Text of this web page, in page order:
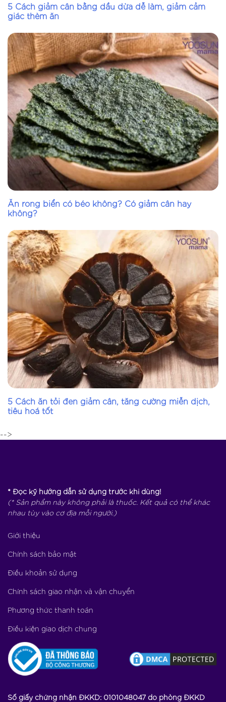
5 Cách giảm cân bằng dầu dừa dễ làm, giảm cảm
giác thèm ăn
Ăn rong biển có béo không? Có giảm cân hay
không?
5 Cách ăn tỏi đen giảm cân, tăng cường miễn dịch,
tiêu hoá tốt
-->
* Đọc kỹ hướng dẫn sử dụng trước khi dùng!
(* Sản phẩm này không phải là thuốc. Kết quả có thể khác
nhau tùy vào cơ địa mỗi người.)
Giới thiệu
Chính sách bảo mật
Điều khoản sử dụng
Chính sách giao nhận và vận chuyển
Phương thức thanh toán
Điều kiện giao dịch chung
Số giấy chứng nhận ĐKKD: 0101048047 do phòng ĐKKD